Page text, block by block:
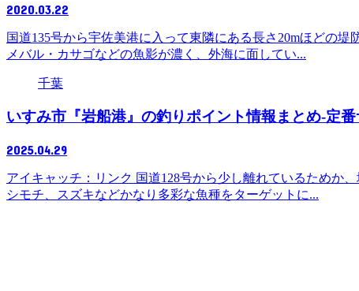
2020.03.22
国道135号から宇佐美港に入って東隣にある長さ20mほどの
メバル・カサゴなどの魚影が濃く、外海に面してい...
千葉
いすみ市『岩船港』の釣りポイント情報まとめ-定
2025.04.29
アイキャッチ：リンク 国道128号から少し離れているためか
シモチ、スズキなどかなり多彩な魚種をターゲットに...